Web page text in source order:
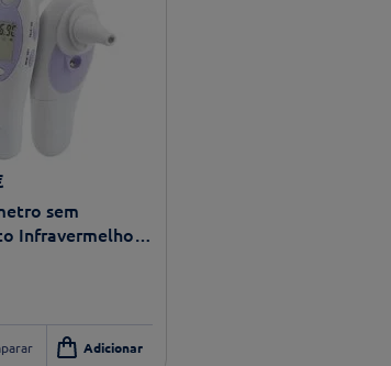
sem
Infravermelhos -